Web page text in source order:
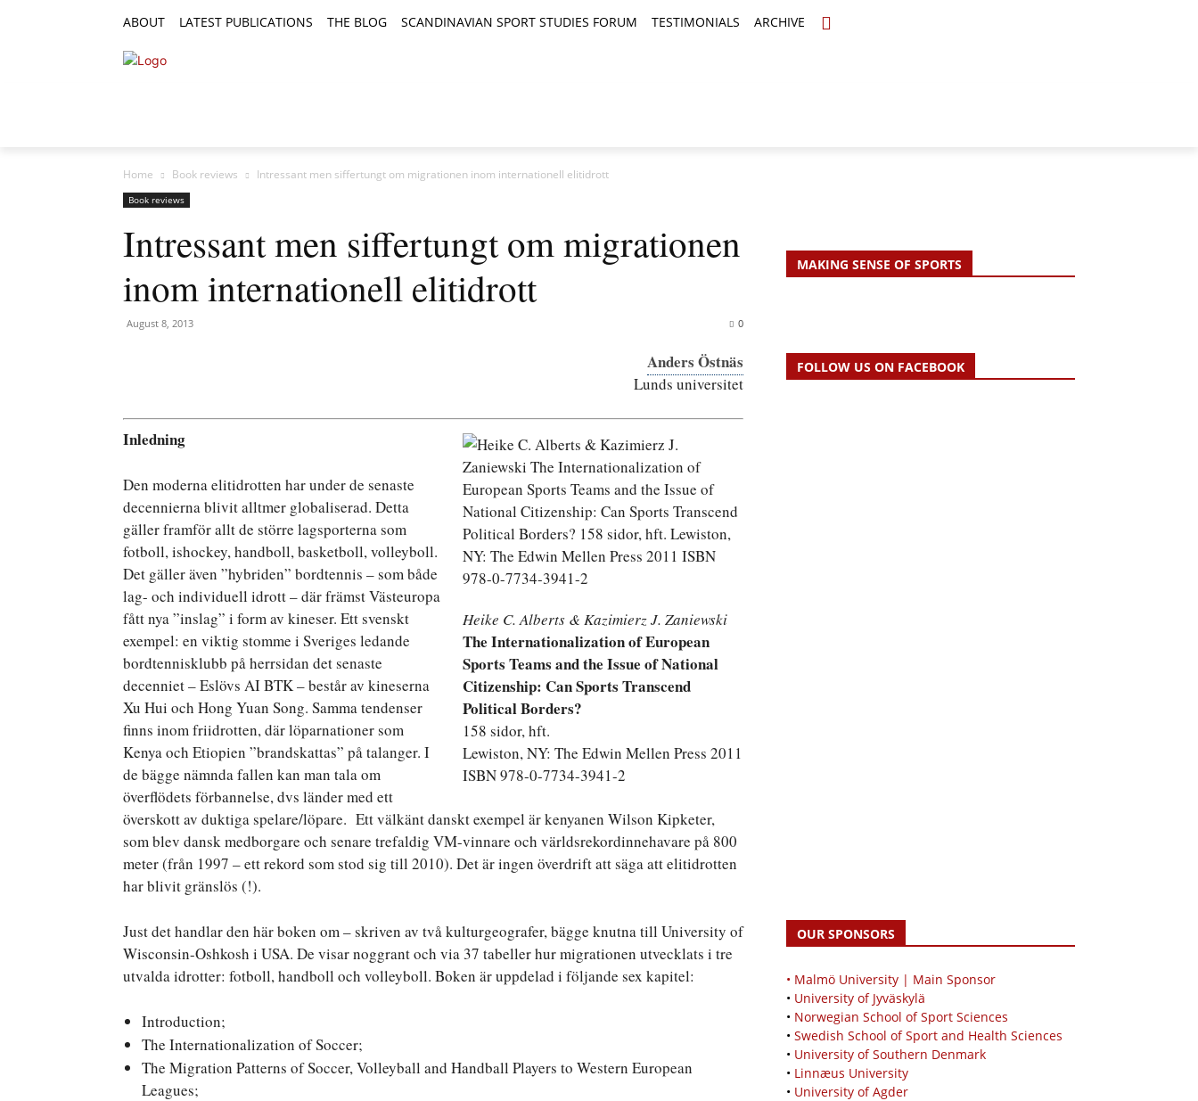
ABOUT LATEST PUBLICATIONS THE BLOG SCANDINAVIAN SPORT STUDIES FORUM TESTIMONIALS ARCHIVE
Home Book reviews Intressant men siffertungt om migrationen inom internationell elitidrott
Book reviews
Intressant men siffertungt om migrationen
inom internationell elitidrott
August 8, 2013 0
Anders Östnäs
Lunds universitet
Heike C. Alberts & Kazimierz J. Zaniewski
The Internationalization of European
Sports Teams and the Issue of National
Citizenship: Can Sports Transcend
Political Borders?
158 sidor, hft.
Lewiston, NY: The Edwin Mellen Press 2011
ISBN 978-0-7734-3941-2
Inledning
Den moderna elitidrotten har under de senaste
decennierna blivit alltmer globaliserad. Detta
gäller framför allt de större lagsporterna som
fotboll, ishockey, handboll, basketboll, volleyboll.
Det gäller även ”hybriden” bordtennis – som både
lag- och individuell idrott – där främst Västeuropa
fått nya ”inslag” i form av kineser. Ett svenskt
exempel: en viktig stomme i Sveriges ledande
bordtennisklubb på herrsidan det senaste
decenniet – Eslövs AI BTK – består av kineserna
Xu Hui och Hong Yuan Song. Samma tendenser
finns inom friidrotten, där löparnationer som
Kenya och Etiopien ”brandskattas” på talanger. I
de bägge nämnda fallen kan man tala om
överflödets förbannelse, dvs länder med ett
överskott av duktiga spelare/löpare. Ett välkänt danskt exempel är kenyanen Wilson Kipketer,
som blev dansk medborgare och senare trefaldig VM-vinnare och världsrekordinnehavare på 800
meter (från 1997 – ett rekord som stod sig till 2010). Det är ingen överdrift att säga att elitidrotten
har blivit gränslös (!).
Just det handlar den här boken om – skriven av två kulturgeografer, bägge knutna till University of
Wisconsin-Oshkosh i USA. De visar noggrant och via 37 tabeller hur migrationen utvecklats i tre
utvalda idrotter: fotboll, handboll och volleyboll. Boken är uppdelad i följande sex kapitel:
Introduction;
The Internationalization of Soccer;
The Migration Patterns of Soccer, Volleyball and Handball Players to Western European
Leagues;
MAKING SENSE OF SPORTS
FOLLOW US ON FACEBOOK
OUR SPONSORS
• Malmö University | Main Sponsor
• University of Jyväskylä
• Norwegian School of Sport Sciences
• Swedish School of Sport and Health Sciences
• University of Southern Denmark
• Linnæus University
• University of Agder